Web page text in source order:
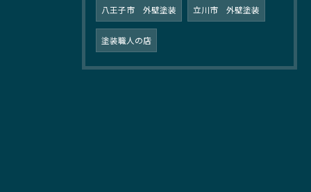
八王子市 外壁塗装 立川市 外壁塗装
塗装職人の店